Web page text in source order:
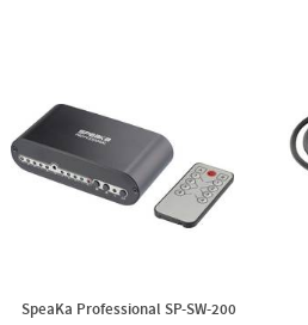
SpeaKa Professional SP-SW-200